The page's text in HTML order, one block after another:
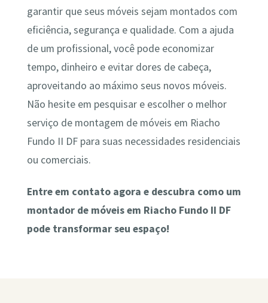
garantir que seus móveis sejam montados com
eficiência, segurança e qualidade. Com a ajuda
de um profissional, você pode economizar
tempo, dinheiro e evitar dores de cabeça,
aproveitando ao máximo seus novos móveis.
Não hesite em pesquisar e escolher o melhor
serviço de montagem de móveis em Riacho
Fundo II DF para suas necessidades residenciais
ou comerciais.
Entre em contato agora e descubra como um
montador de móveis em Riacho Fundo II DF
pode transformar seu espaço!